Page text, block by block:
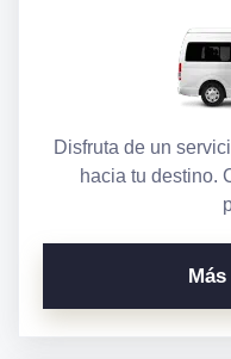
Disfruta de un
hacia tu destino.